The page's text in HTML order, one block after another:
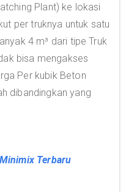
Plant) ke lokasi
per truknya untuk satu
4 m³ dari tipe Truk
bisa mengakses
Per kubik Beton
dibandingkan yang
Terbaru